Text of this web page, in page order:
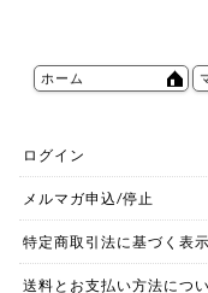
ホーム
ログイン
メルマガ申込/停止
特定商取引法に基づく表示
送料とお支払い方法につ